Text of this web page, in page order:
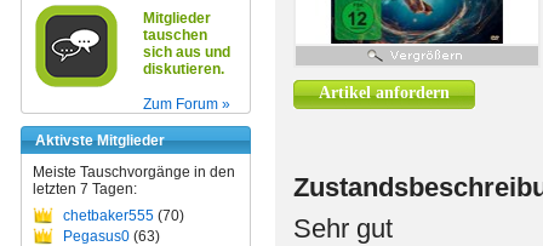
Mitglieder
tauschen
sich aus und
diskutieren.
Zum Forum »
Aktivste Mitglieder
Meiste Tauschvorgänge in den
letzten 7 Tagen:
chetbaker555 (70)
Pegasus0 (63)
Artikel anfordern
Sehr gut